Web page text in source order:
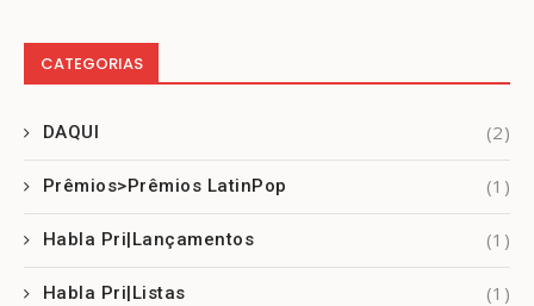
CATEGORIAS
DAQUI (2)
Prêmios>Prêmios LatinPop (1)
Habla Pri|Lançamentos (1)
Habla Pri|Listas (1)